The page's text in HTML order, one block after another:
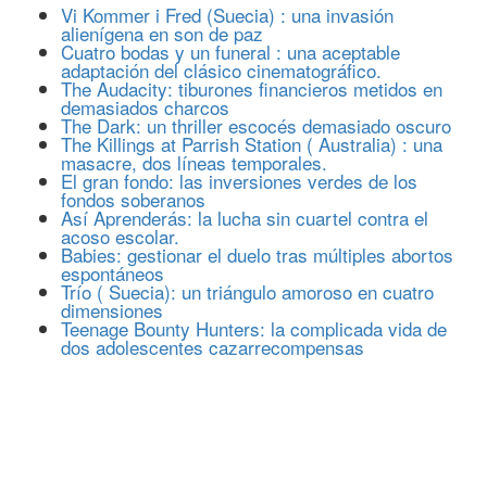
Vi Kommer i Fred (Suecia) : una invasión
alienígena en son de paz
Cuatro bodas y un funeral : una aceptable
adaptación del clásico cinematográfico.
The Audacity: tiburones financieros metidos en
demasiados charcos
The Dark: un thriller escocés demasiado oscuro
The Killings at Parrish Station ( Australia) : una
masacre, dos líneas temporales.
El gran fondo: las inversiones verdes de los
fondos soberanos
Así Aprenderás: la lucha sin cuartel contra el
acoso escolar.
Babies: gestionar el duelo tras múltiples abortos
espontáneos
Trío ( Suecia): un triángulo amoroso en cuatro
dimensiones
Teenage Bounty Hunters: la complicada vida de
dos adolescentes cazarrecompensas